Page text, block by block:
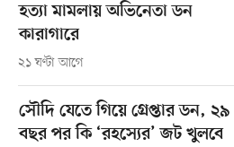
হত্যা মামলায় অভিনেতা ডন
কারাগারে
২১ ঘণ্টা আগে
সৌদি যেতে গিয়ে গ্রেপ্তার ডন, ২৯
বছর পর কি ‘রহস্যের’ জট খুলবে